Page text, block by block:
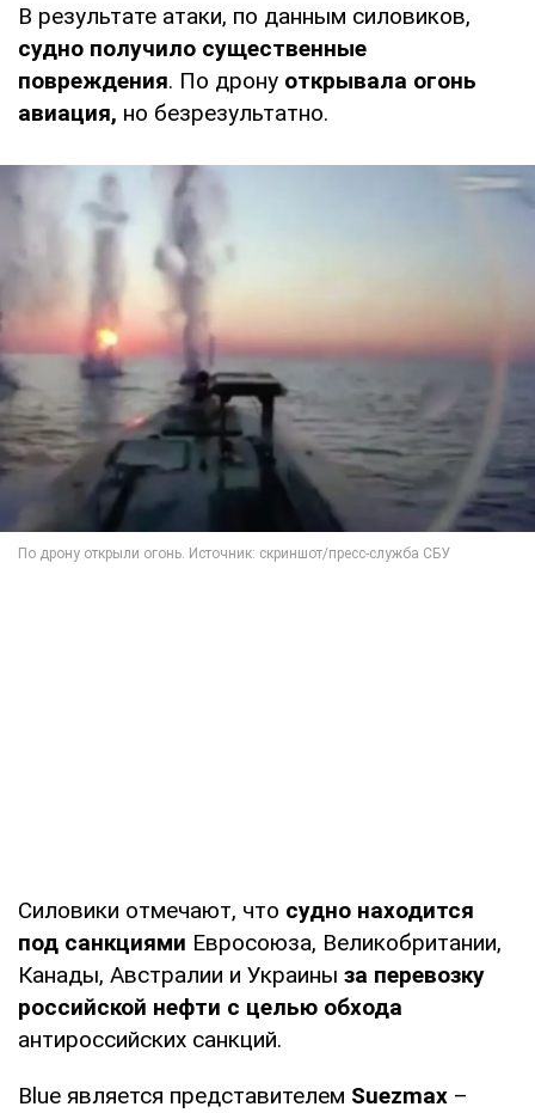
В результате атаки, по данным силовиков,
судно получило существенные
повреждения. По дрону открывала огонь
авиация, но безрезультатно.
Силовики отмечают, что судно находится
под санкциями Евросоюза, Великобритании,
Канады, Австралии и Украины за перевозку
российской нефти с целью обхода
антироссийских санкций.
Blue является представителем Suezmax –